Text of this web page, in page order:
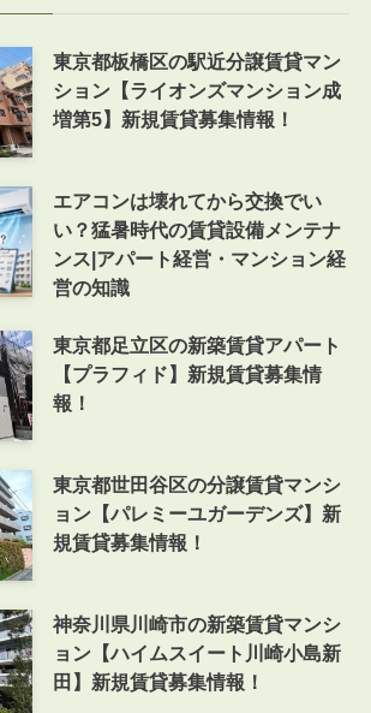
東京都板橋区の駅近分譲賃貸マン
ション【ライオンズマンション成
増第5】新規賃貸募集情報！
エアコンは壊れてから交換でい
い？猛暑時代の賃貸設備メンテナ
ンス|アパート経営・マンション経
営の知識
東京都足立区の新築賃貸アパート
【プラフィド】新規賃貸募集情
報！
東京都世田谷区の分譲賃貸マンシ
ョン【パレミーユガーデンズ】新
規賃貸募集情報！
神奈川県川崎市の新築賃貸マンシ
ョン【ハイムスイート川崎小島新
田】新規賃貸募集情報！